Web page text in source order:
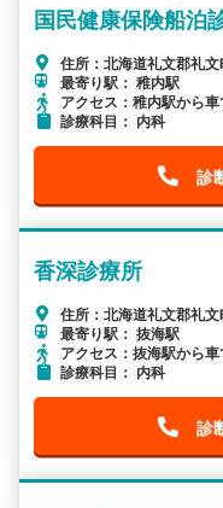
詳
駅から探す
国民健康保険船泊
住所：北海道礼文郡礼
最寄り駅： 稚内駅
アクセス：稚内駅から
診療科目： 内科
診
香深診療所
住所：北海道礼文郡礼
最寄り駅： 抜海駅
アクセス：抜海駅から
診療科目： 内科
診